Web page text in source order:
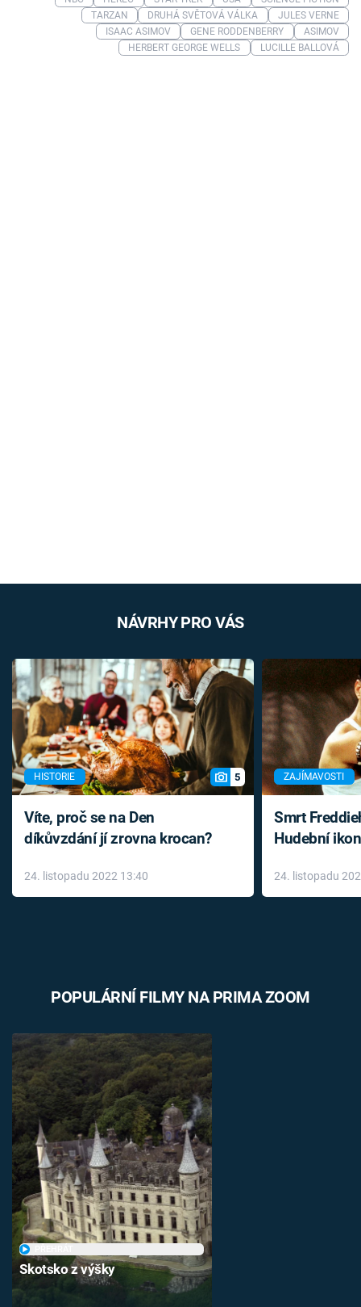
TARZAN
DRUHÁ SVĚTOVÁ VÁLKA
JULES VERNE
ISAAC ASIMOV
GENE RODDENBERRY
ASIMOV
HERBERT GEORGE WELLS
LUCILLE BALLOVÁ
NÁVRHY PRO VÁS
HISTORIE 5
Víte, proč se na Den
díkůvzdání jí zrovna krocan?
24. listopadu 2022 13:40
ZAJÍMAVOSTI
Smrt
Hudební
léky
24. listopadu
POPULÁRNÍ FILMY NA PRIMA ZOOM
Skotsko z výšky